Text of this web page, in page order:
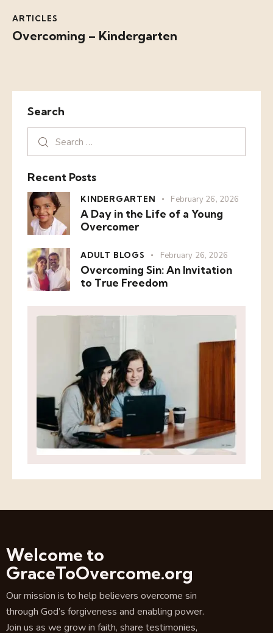
ARTICLES
Overcoming – Kindergarten
Search
Recent Posts
KINDERGARTEN February 26, 2026
A Day in the Life of a Young
Overcomer
ADULT BLOGS February 26, 2026
Overcoming Sin: An Invitation
to True Freedom
Welcome to
GraceToOvercome.org
Our mission is to help believers overcome sin
through God’s forgiveness and enabling power.
Join us as we grow in faith, share testimonies,